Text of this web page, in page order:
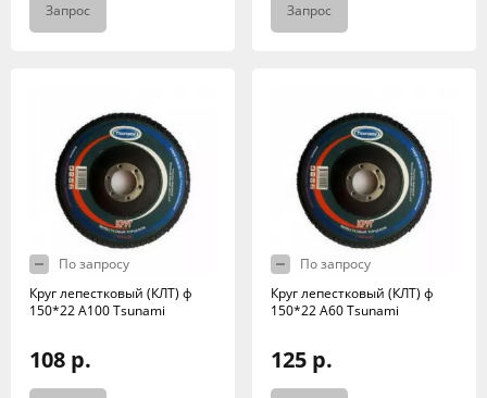
Запрос Запрос
По запросу
Круг лепестковый (КЛТ) ф
150*22 А100 Tsunami
108 р.
По запросу
Круг лепестковый (КЛТ) ф
150*22 А60 Tsunami
125 р.